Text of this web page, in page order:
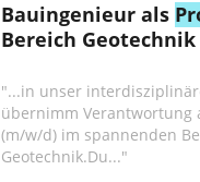
Bauingenieur als
Bereich
"...in unser
übernimm Verantwortung
(m/w/d) im spannenden
Geotechnik.Du..."